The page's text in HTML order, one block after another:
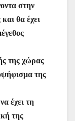
στην
θα έχει
της χώρας
της
έχει τη
της